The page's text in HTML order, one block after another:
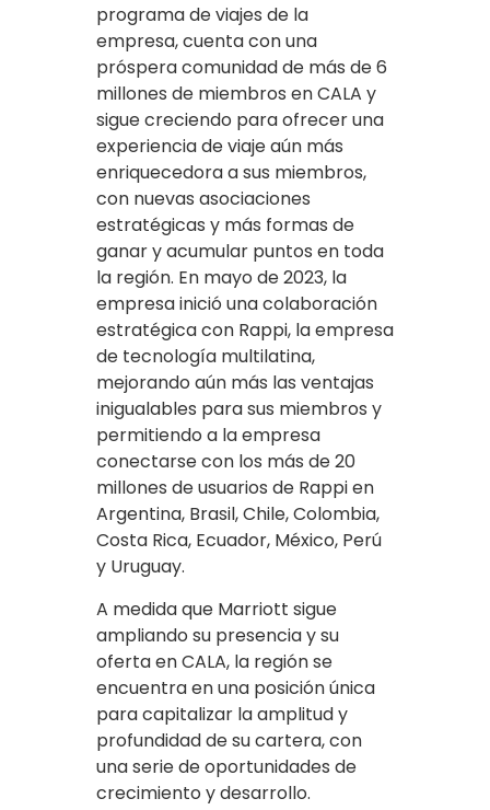
programa de viajes de la
empresa, cuenta con una
próspera comunidad de más de 6
millones de miembros en CALA y
sigue creciendo para ofrecer una
experiencia de viaje aún más
enriquecedora a sus miembros,
con nuevas asociaciones
estratégicas y más formas de
ganar y acumular puntos en toda
la región. En mayo de 2023, la
empresa inició una colaboración
estratégica con Rappi, la empresa
de tecnología multilatina,
mejorando aún más las ventajas
inigualables para sus miembros y
permitiendo a la empresa
conectarse con los más de 20
millones de usuarios de Rappi en
Argentina, Brasil, Chile, Colombia,
Costa Rica, Ecuador, México, Perú
y Uruguay.
A medida que Marriott sigue
ampliando su presencia y su
oferta en CALA, la región se
encuentra en una posición única
para capitalizar la amplitud y
profundidad de su cartera, con
una serie de oportunidades de
crecimiento y desarrollo.